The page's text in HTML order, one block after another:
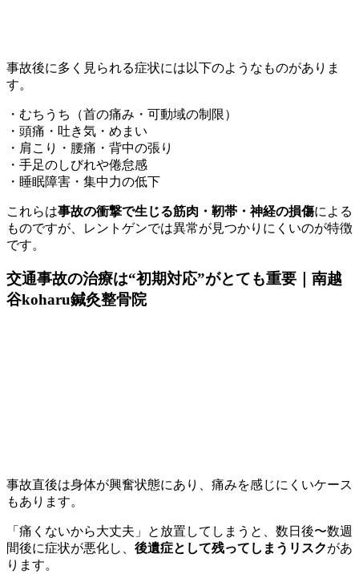
事故後に多く見られる症状には以下のようなものがありま
す。
・むちうち（首の痛み・可動域の制限）
・頭痛・吐き気・めまい
・肩こり・腰痛・背中の張り
・手足のしびれや倦怠感
・睡眠障害・集中力の低下
これらは事故の衝撃で生じる筋肉・靭帯・神経の損傷による
ものですが、レントゲンでは異常が見つかりにくいのが特徴
です。
交通事故の治療は“初期対応”がとても重要｜南越
谷koharu鍼灸整骨院
事故直後は身体が興奮状態にあり、痛みを感じにくいケース
もあります。
「痛くないから大丈夫」と放置してしまうと、数日後〜数週
間後に症状が悪化し、 後遺症として残ってしまうリスクがあ
ります。